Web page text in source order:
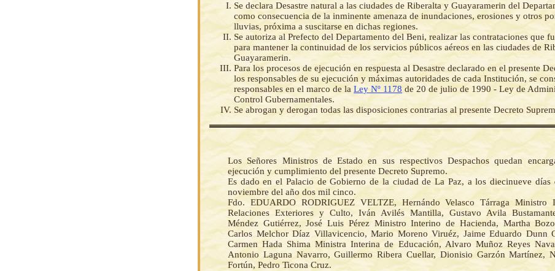
Se declara Desastre natural a las ciudades de Riberalta y Guayaramerin del
como consecuencia de la inminente amenaza de inundaciones, erosiones y otros
lluvias, próxima a suscitarse en dichas regiones.
Se autoriza al Prefecto del Departamento del Beni, realizar las contrataciones que
para mantener la continuidad de los servicios públicos aéreos en las ciudades de
Guayaramerin.
Para los procesos de ejecución en respuesta al Desastre declarado en el presente
los responsables de su ejecución y máximas autoridades de cada Institución, se
responsables en el marco de la Ley Nº 1178 de 20 de julio de 1990 - Ley de
Control Gubernamentales.
Se abrogan y derogan todas las disposiciones contrarias al presente Decreto
Los Señores Ministros de Estado en sus respectivos Despachos quedan
ejecución y cumplimiento del presente Decreto Supremo.
Es dado en el Palacio de Gobierno de la ciudad de La Paz, a los diecinueve días
noviembre del año dos mil cinco.
Fdo. EDUARDO RODRIGUEZ VELTZE, Hernándo Velasco Tárraga Ministro
Relaciones Exteriores y Culto, Iván Avilés Mantilla, Gustavo Avila
Méndez Gutiérrez, José Luis Pérez Ministro Interino de Hacienda, Martha
Carlos Melchor Díaz Villavicencio, Mario Moreno Viruéz, Jaime Eduardo Dunn
Carmen Hada Shima Ministra Interina de Educación, Alvaro Muñoz Reyes
Antonio Laguna Navarro, Guillermo Ribera Cuellar, Dionisio Garzón Martínez,
Fortún, Pedro Ticona Cruz.